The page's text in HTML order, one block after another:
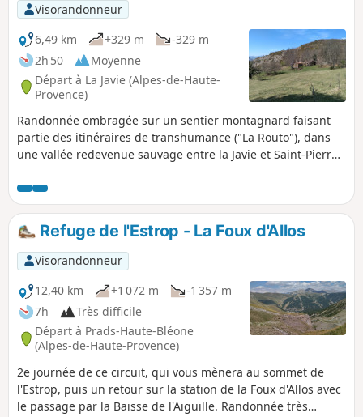
Visorandonneur
6,49 km
+329 m
-329 m
2h 50
Moyenne
Départ à La Javie (Alpes-de-Haute-
Provence)
Randonnée ombragée sur un sentier montagnard faisant
partie des itinéraires de transhumance ("La Routo"), dans
une vallée redevenue sauvage entre la Javie et Saint-Pierre
rencontre d’une nature fascinante (au printemps :
orchidées dont ophrys bourdon), visite d’un hameau,
aujourd’hui inhabité, avec un refuge spartiate mais toujours
ouvert.Refuge de l'Estrop - La Foux d'Allos
Visorandonneur
12,40 km
+1 072 m
-1 357 m
7h
Très difficile
Départ à Prads-Haute-Bléone
(Alpes-de-Haute-Provence)
2e journée de ce circuit, qui vous mènera au sommet de
l'Estrop, puis un retour sur la station de la Foux d'Allos avec
le passage par la Baisse de l'Aiguille. Randonnée très